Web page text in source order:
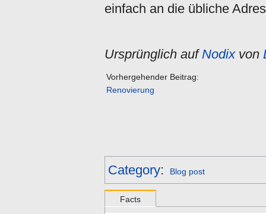
einfach an die übliche
Ursprünglich auf Nodixvon
Vorhergehender Beitrag:
Renovierung
Category: Blog post
Facts